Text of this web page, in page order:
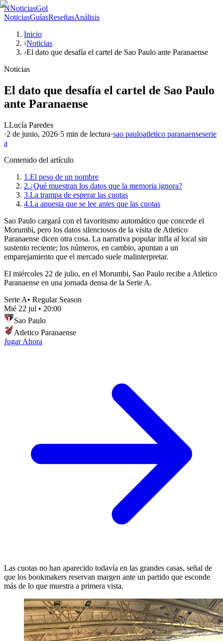
NNoticiasGol
NoticiasGuíasReseñasAnálisis
Inicio
›Noticias
›El dato que desafía el cartel de Sao Paulo ante Paranaense
Noticias
El dato que desafía el cartel de Sao Paulo
ante Paranaense
LLucía Paredes
·2 de junio, 2026·5 min de lectura·sao pauloatletico paranaenseserie
a
Contenido del artículo
1.El peso de un nombre
2.¿Qué muestran los datos que la memoria ignora?
3.La trampa de esperar las cuotas
4.La apuesta que se lee antes que las cuotas
Sao Paulo cargará con el favoritismo automático que concede el
Morumbi, pero los datos silenciosos de la visita de Atletico
Paranaense dicen otra cosa. La narrativa popular infla al local sin
sustento reciente; los números, en cambio, apuntan a un
emparejamiento que el mercado suele malinterpretar.
El miércoles 22 de julio, en el Morumbi, Sao Paulo recibe a Atletico
Paranaense en una jornada densa de la Serie A.
Serie A• Regular Season
Mié 22 jul • 20:00
Sao Paulo
Atletico Paranaense
Jugar Ahora
Las cuotas no han aparecido todavía en las grandes casas, señal de
que los bookmakers reservan margen ante un partido que esconde
más de lo que muestra a primera vista.